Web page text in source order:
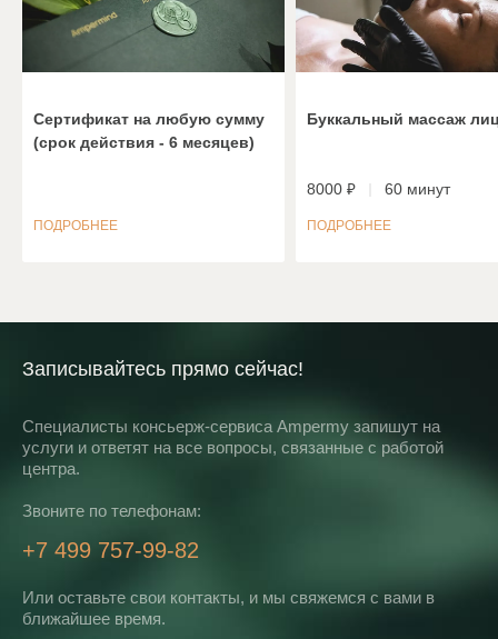
Сертификат на любую сумму
(срок действия - 6 месяцев)
ПОДРОБНЕЕ
Буккальный массаж
8000 ₽ 60 минут
ПОДРОБНЕЕ
Записывайтесь прямо сейчас!
Специалисты консьерж-сервиса Ampermy запишут на
услуги и ответят на все вопросы, связанные с работой
центра.
Звоните по телефонам:
+7 499 757-99-82
Или оставьте свои контакты, и мы свяжемся с вами в
ближайшее время.